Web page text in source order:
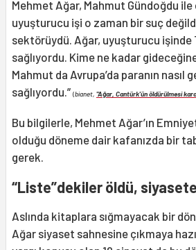
Mehmet Ağar, Mahmut Gündoğdu
uyuşturucu işi o zaman bir suç
sektörüydü. Ağar, uyuşturucu işinde
sağlıyordu. Kime ne kadar
Mahmut da Avrupa’da paranın nasıl
sağlıyordu.” (bianet, "Ağar, Cantürk'ün öldürülmesi
Bu bilgilerle, Mehmet Ağar’ın
olduğu döneme dair kafanızda bir
gerek.
“Liste”dekiler öldü, siyasete
Aslında kitaplara sığmayacak bir
Ağar siyaset sahnesine çıkmaya